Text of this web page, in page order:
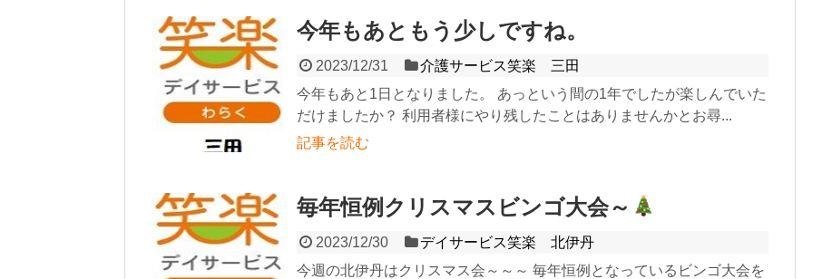
今年もあともう少しですね。
2023/12/31
介護サービス笑楽 三田
今年もあと1日となりました。 あっという間の1年でしたが楽しんでいた
だけましたか？ 利用者様にやり残したことはありませんかとお尋...
記事を読む
毎年恒例クリスマスビンゴ大会～
2023/12/30
デイサービス笑楽 北伊丹
今週の北伊丹はクリスマス会～～～ 毎年恒例となっているビンゴ大会を